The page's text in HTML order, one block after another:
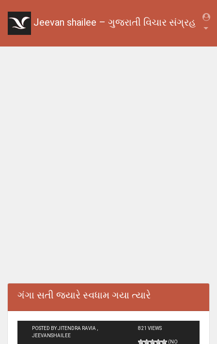
Jeevan shailee – ગુજરાતી વિચાર સંગ્રહ
ગંગા સતી જ્યારે સ્વધામ ગયા ત્યારે
POSTED BY JITENDRA RAVIA ,
JEEVANSHAILEE
821 VIEWS
(NO